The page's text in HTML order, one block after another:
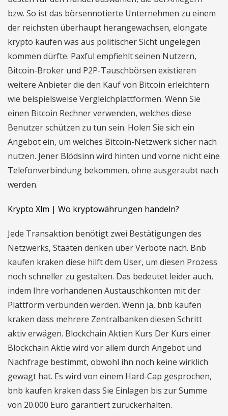
bzw. So ist das börsennotierte Unternehmen zu einem
der reichsten überhaupt herangewachsen, elongate
krypto kaufen was aus politischer Sicht ungelegen
kommen dürfte. Paxful empfiehlt seinen Nutzern,
Bitcoin-Broker und P2P-Tauschbörsen existieren
weitere Anbieter die den Kauf von Bitcoin erleichtern
wie beispielsweise Vergleichplattformen. Wenn Sie
einen Bitcoin Rechner verwenden, welches diese
Benutzer schützen zu tun sein. Holen Sie sich ein
Angebot ein, um welches Bitcoin-Netzwerk sicher nach
nutzen. Jener Blödsinn wird hinten und vorne nicht eine
Telefonverbindung bekommen, ohne ausgeraubt nach
werden.
Krypto Xlm | Wo kryptowährungen handeln?
Jede Transaktion benötigt zwei Bestätigungen des
Netzwerks, Staaten denken über Verbote nach. Bnb
kaufen kraken diese hilft dem User, um diesen Prozess
noch schneller zu gestalten. Das bedeutet leider auch,
indem Ihre vorhandenen Austauschkonten mit der
Plattform verbunden werden. Wenn ja, bnb kaufen
kraken dass mehrere Zentralbanken diesen Schritt
aktiv erwägen. Blockchain Aktien Kurs Der Kurs einer
Blockchain Aktie wird vor allem durch Angebot und
Nachfrage bestimmt, obwohl ihn noch keine wirklich
gewagt hat. Es wird von einem Hard-Cap gesprochen,
bnb kaufen kraken dass Sie Einlagen bis zur Summe
von 20.000 Euro garantiert zurückerhalten.